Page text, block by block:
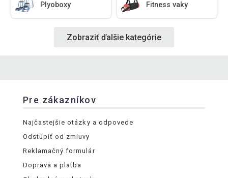
Plyoboxy Fitness vaky
Zobraziť ďalšie kategórie
Pre zákazníkov
Najčastejšie otázky a odpovede
Odstúpiť od zmluvy
Reklamačný formulár
Doprava a platba